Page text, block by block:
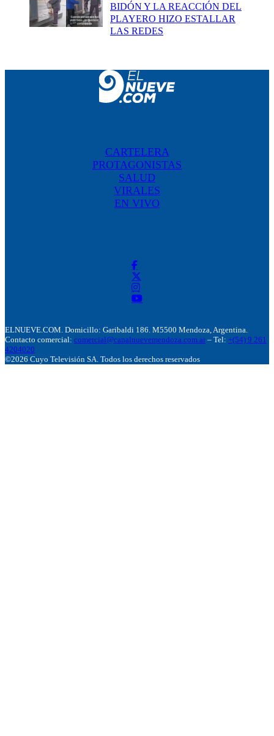
BIDÓN Y LA REACCIÓN DEL
PLAYERO HIZO ESTALLAR
LAS REDES
CARTELERA
PROTAGONISTAS
SALUD
VIRALES
EN VIVO
ELNUEVE.COM. Domicillo: Garibaldi 186. M5500 Mendoza, Argentina.
Contacto comercial: comercial@canalnuevemendoza.com.ar – Tel: +(54) 9 261
4204020
©2026 Cuyo Televisión SA. Todos los derechos reservados